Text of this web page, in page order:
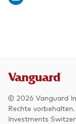
© 2026 Vanguard
Rechte
Investments